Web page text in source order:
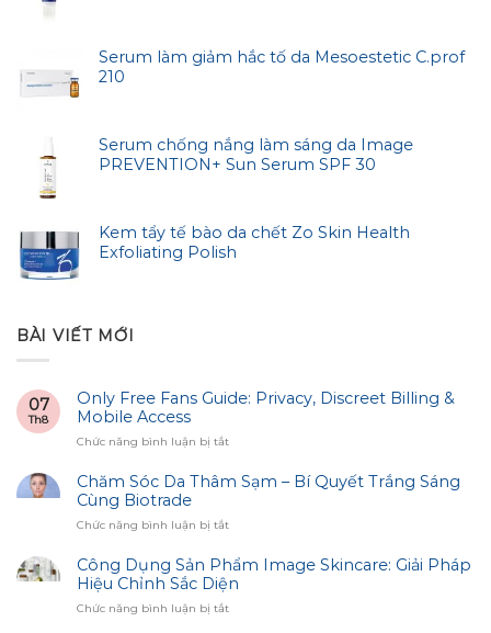
Serum làm giảm hắc tố da Mesoestetic C.prof
210
Serum chống nắng làm sáng da Image
PREVENTION+ Sun Serum SPF 30
Kem tẩy tế bào da chết Zo Skin Health
Exfoliating Polish
BÀI VIẾT MỚI
07
Th8
Only Free Fans Guide: Privacy, Discreet Billing &
Mobile Access
Chức năng bình luận bị tắtở
Free
Privacy,
Billing
&
Access
Chăm Sóc Da Thâm Sạm – Bí Quyết Trắng Sáng
Cùng Biotrade
Chức năng bình luận bị tắtở
Sóc
Thâm
Sạm
Công Dụng Sản Phẩm Image Skincare: Giải Pháp
Hiệu Chỉnh Sắc Diện
Chức năng bình luận bị tắtở